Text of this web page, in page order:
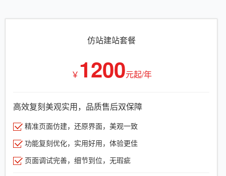
仿站建站套餐
￥ 1200元起/年
高效复刻美观实用，品质售后双保障
精准页面仿建，还原界面，美观一致
功能复刻优化，实用好用，体验更佳
页面调试完善，细节到位，无瑕疵